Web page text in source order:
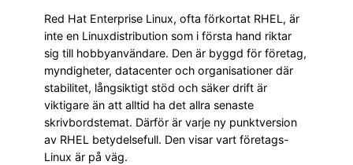
Red Hat Enterprise Linux, ofta förkortat RHEL, är
inte en Linuxdistribution som i första hand riktar
sig till hobbyanvändare. Den är byggd för företag,
myndigheter, datacenter och organisationer där
stabilitet, långsiktigt stöd och säker drift är
viktigare än att alltid ha det allra senaste
skrivbordstemat. Därför är varje ny punktversion
av RHEL betydelsefull. Den visar vart företags-
Linux är på väg.